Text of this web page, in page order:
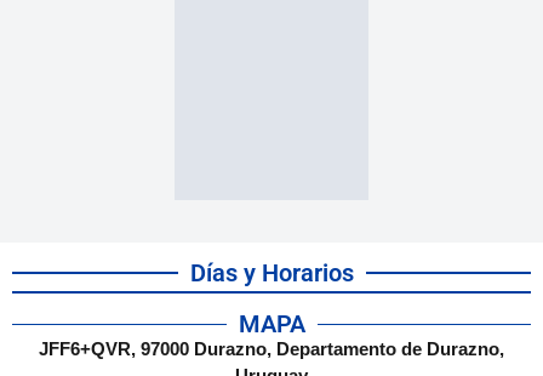
Días y Horarios
MAPA
JFF6+QVR, 97000 Durazno, Departamento de Durazno,